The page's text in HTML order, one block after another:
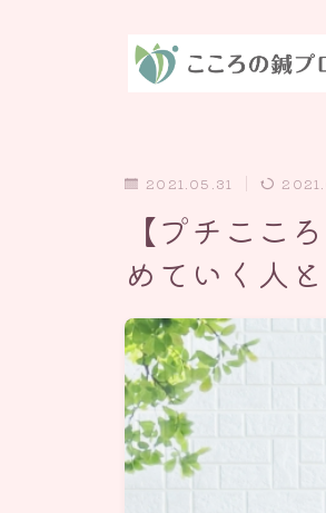
2021.05.31
【プチここ
めていく人